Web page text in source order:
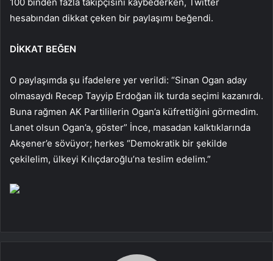
hesabından dikkat çeken bir paylaşımı beğendi.
DİKKAT BEĞEN
O paylaşımda şu ifadelere yer verildi: “Sinan Ogan aday
olmasaydı Recep Tayyip Erdoğan ilk turda seçimi kazanırdı.
Buna rağmen AK Partililerin Ogan’a küfrettiğini görmedim.
Lanet olsun Ogan’a, göster” İnce, masadan kalktıklarında
Akşener’e sövüyor; herkes “Demokratik bir şekilde
çekilelim, ülkeyi Kılıçdaroğlu’na teslim edelim.”